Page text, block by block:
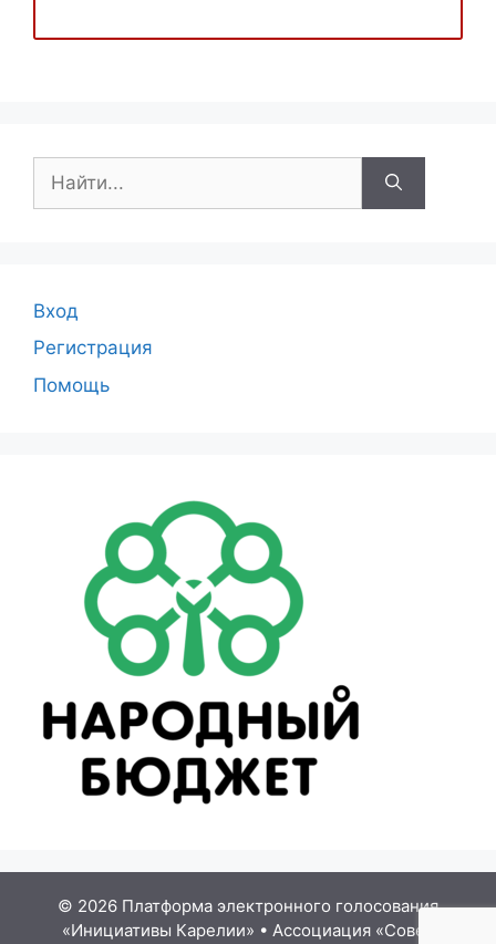
Вход
Регистрация
Помощь
© 2026 Платформа электронного голосования
«Инициативы Карелии» • Ассоциация «Совет